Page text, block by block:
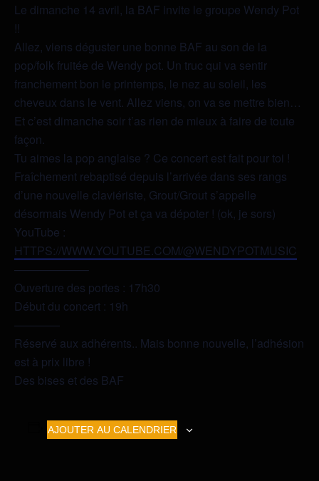
Le dimanche 14 avril, la BAF invite le groupe Wendy Pot
!!
Allez, viens déguster une bonne BAF au son de la
pop/folk fruitée de Wendy pot. Un truc qui va sentir
franchement bon le printemps, le nez au soleil, les
cheveux dans le vent. Allez viens, on va se mettre bien…
Et c’est dimanche soir t’as rien de mieux à faire de toute
façon.
Tu aimes la pop anglaise ? Ce concert est fait pour toi !
Fraîchement rebaptisé depuis l’arrivée dans ses rangs
d’une nouvelle claviériste, Grout/Grout s’appelle
désormais Wendy Pot et ça va dépoter ! (ok, je sors)
YouTube :
HTTPS://WWW.YOUTUBE.COM/@WENDYPOTMUSIC
——————–
Ouverture des portes : 17h30
Début du concert : 19h
————
Réservé aux adhérents.. Mais bonne nouvelle, l’adhésion
est à prix libre !
Des bises et des BAF
AJOUTER AU CALENDRIER